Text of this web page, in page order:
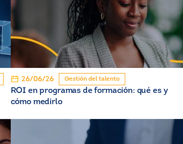
26/06/26 Gestión del talento
ROI en programas de formación: qué es y
cómo medirlo